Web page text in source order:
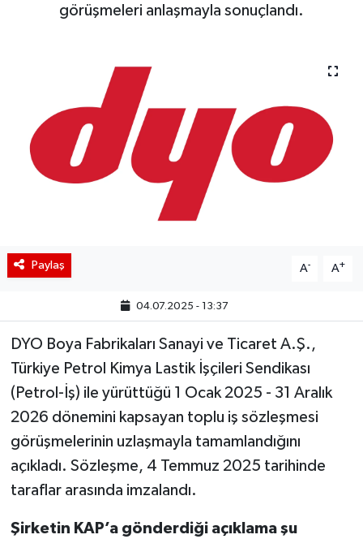
görüşmeleri anlaşmayla sonuçlandı.
Paylaş A- A+
04.07.2025 - 13:37
DYO Boya Fabrikaları Sanayi ve Ticaret A.Ş.,
Türkiye Petrol Kimya Lastik İşçileri Sendikası
(Petrol-İş) ile yürüttüğü 1 Ocak 2025 - 31 Aralık
2026 dönemini kapsayan toplu iş sözleşmesi
görüşmelerinin uzlaşmayla tamamlandığını
açıkladı. Sözleşme, 4 Temmuz 2025 tarihinde
taraflar arasında imzalandı.
Şirketin KAP’a gönderdiği açıklama şu
Coin Isı Haritası
Ekonomik Takvim
Kiripto Para Piyasası
İletişim